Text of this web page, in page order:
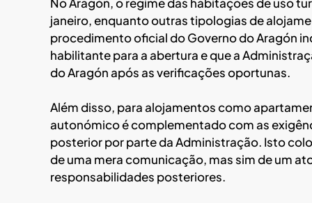
janeiro, enquanto outras tipologias de
procedimento oficial do Governo do Aragón
habilitante para a abertura e que a
do Aragón após as verificações oportunas.
Além disso, para alojamentos como
autonómico é complementado com as
posterior por parte da Administração. Isto
de uma mera comunicação, mas sim de um
responsabilidades posteriores.